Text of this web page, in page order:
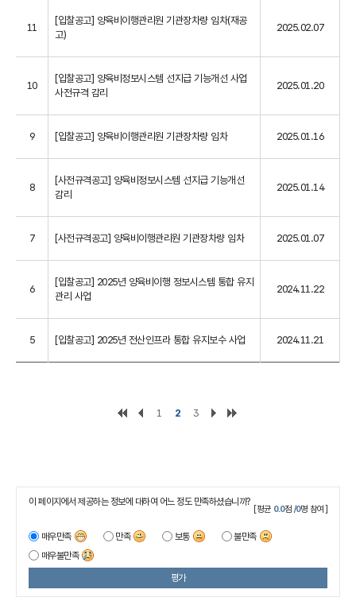
11
[입찰공고] 양육비이행관리원 기관장차량 임차(재공
고)
2025.02.07
10
[입찰공고] 양육비정보시스템 선지급 기능개선 사업
사전규격 감리
2025.01.20
9 [입찰공고] 양육비이행관리원 기관장차량 임차 2025.01.16
8
[사전규격공고] 양육비정보시스템 선지급 기능개선
감리
2025.01.14
7 [사전규격공고] 양육비이행관리원 기관장차량 임차 2025.01.07
6
[입찰공고] 2025년 양육비이행 정보시스템 통합 유지
관리 사업
2024.11.22
5 [입찰공고] 2025년 전산인프라 통합 유지보수 사업 2024.11.21
1 2 3
이 페이지에서 제공하는 정보에 대하여 어느 정도 만족하셨습니까?
[평균 0.0점 /0명 참여]
매우만족 만족 보통
불만족
매우불만족
평가